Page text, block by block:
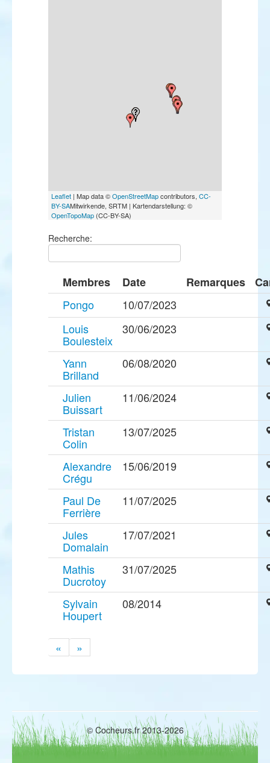
Leaflet | Map data ©OpenStreetMapcontributors, CC-
BY-SAMitwirkende, SRTM | Kartendarstellung: ©
OpenTopoMap (CC-BY-SA)
Recherche:
Membres Date Remarques
Pongo
10/07/2023
Louis
Boulesteix
30/06/2023
Yann
Brilland
06/08/2020
Julien
Buissart
11/06/2024
Tristan
Colin
13/07/2025
Alexandre
Crégu
15/06/2019
Paul De
Ferrière
11/07/2025
Jules
Domalain
17/07/2021
Mathis
Ducrotoy
31/07/2025
Sylvain
Houpert
08/2014
« »
© Cocheurs.fr 2013-2026